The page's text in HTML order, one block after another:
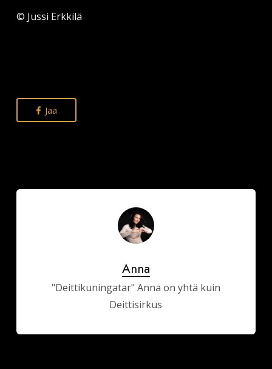
© Jussi Erkkilä
Jaa
Anna
"Deittikuningatar" Anna on yhtä kuin
Deittisirkus